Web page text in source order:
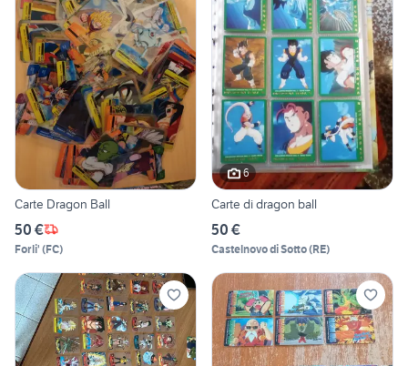
Carte Dragon Ball
50 €
Forli' (FC)
6
Carte di dragon ball
50 €
Castelnovo di Sotto(RE)